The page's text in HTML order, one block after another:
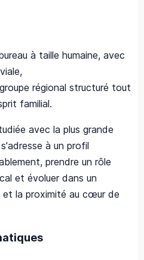
à taille humaine, avec
régional structuré tout
familial.
avec la plus grande
à un profil
prendre un rôle
et évoluer dans un
et la proximité au cœur de